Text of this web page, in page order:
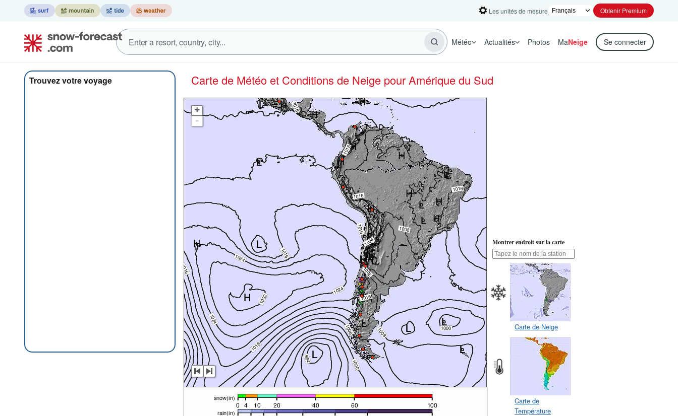
Les unités de mesure Obtenir Premium
Météo Actualités Photos MaNeige Se connecter
Trouvez votre voyage Carte de Météo et Conditions de Neige pour Amérique du Sud
+
-
Montrer endroit sur la carte
Carte de Neige
Carte de
Température